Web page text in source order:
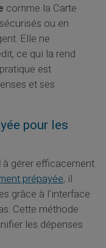
comme la Carte
ou en
Elle ne
ce qui la rend
est
et ses
pour les
à gérer efficacement
prépayée, il
grâce à l'interface
Cette méthode
les dépenses